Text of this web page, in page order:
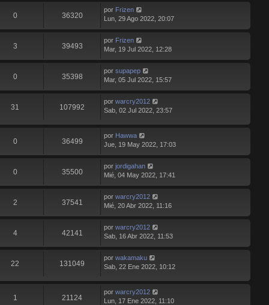
0 36320
por Frizen
Lun, 29 Ago 2022, 20:07
3 39493
por Frizen
Mar, 19 Jul 2022, 12:28
0 35398
por supapep
Mar, 05 Jul 2022, 15:57
31 107992
por warcry2012
Sab, 02 Jul 2022, 23:57
0 36499
por Hawwa
Jue, 19 May 2022, 17:03
0 35500
por jordigahan
Mié, 04 May 2022, 17:41
2 37541
por warcry2012
Mié, 20 Abr 2022, 11:16
4 42141
por warcry2012
Sab, 16 Abr 2022, 11:53
22 131049
por wakamaku
Sab, 22 Ene 2022, 10:12
1 21124
por warcry2012
Lun, 17 Ene 2022, 11:10